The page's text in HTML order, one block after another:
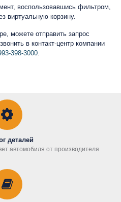
воспользовавшись фильтром,
виртуальную корзину.
можете отправить запрос
в контакт-центр компании
398-3000
деталей
автомобиля от производителя